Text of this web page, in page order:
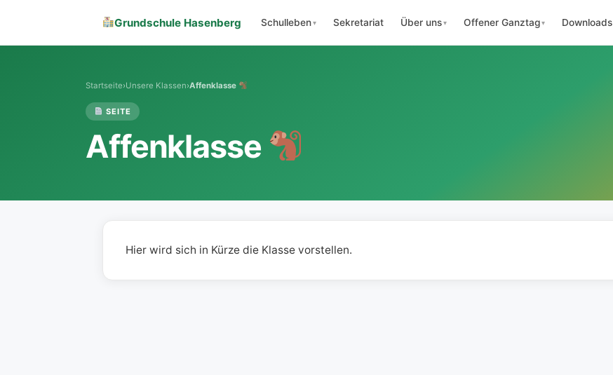
Grundschule HasenbergGrundschule Hasenberg Schulleben Sekretariat Über uns Offener Ganztag Downloads
Startseite›Unsere Klassen›Affenklasse
SEITE
Affenklasse
Hier wird sich in Kürze die Klasse vorstellen.